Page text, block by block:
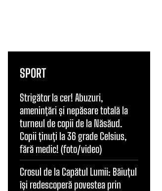
SPORT
Strigător la cer! Abuzuri,
amenințări și nepăsare totală la
turneul de copii de la Năsăud.
Copii ținuți la 36 grade Celsius,
fără medic! (foto/video)
Crosul de la Capătul Lumii: Băiuțul
își redescoperă povestea prin